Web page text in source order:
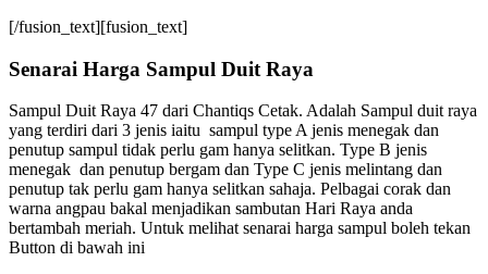
[/fusion_text][fusion_text]
Senarai Harga Sampul Duit Raya
Sampul Duit Raya 47 dari Chantiqs Cetak. Adalah Sampul duit raya
yang terdiri dari 3 jenis iaitu sampul type A jenis menegak dan
penutup sampul tidak perlu gam hanya selitkan. Type B jenis
menegak dan penutup bergam dan Type C jenis melintang dan
penutup tak perlu gam hanya selitkan sahaja. Pelbagai corak dan
warna angpau bakal menjadikan sambutan Hari Raya anda
bertambah meriah. Untuk melihat senarai harga sampul boleh tekan
Button di bawah ini